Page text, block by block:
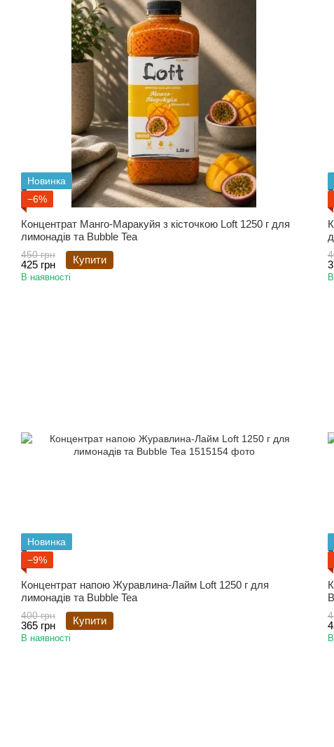
Новинка
−6%
Концентрат Манго-Маракуйя з кісточкою Loft 1250 г для
лимонадів та Bubble Tea
450 грн
425 грн Купити
В наявності
Новинка
−9%
Концентрат напою Журавлина-Лайм Loft 1250 г для
лимонадів та Bubble Tea
400 грн
365 грн Купити
В наявності